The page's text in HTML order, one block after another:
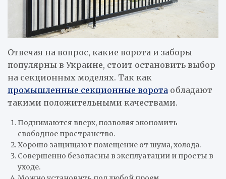
Отвечая на вопрос, какие ворота и заборы
популярны в Украине, стоит остановить выбор
на секционных моделях. Так как
промышленные секционные ворота обладают
такими положительными качествами.
Поднимаются вверх, позволяя экономить
свободное пространство.
Хорошо защищают помещение от шума, холода.
Совершенно безопасны в эксплуатации и просты в
уходе.